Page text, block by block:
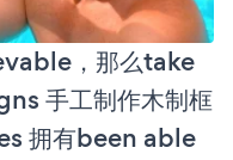
，那么take
手工制作木制框
拥有been able